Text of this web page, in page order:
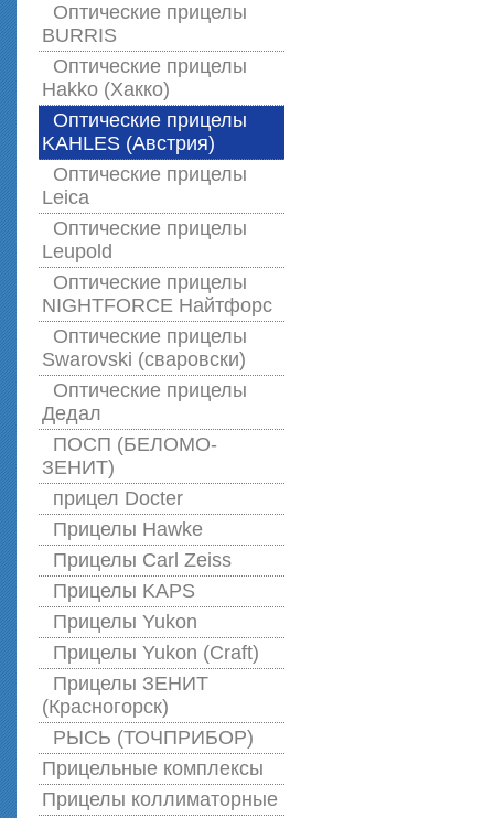
Оптические прицелы
BURRIS
Оптические прицелы
Hakko (Хакко)
Оптические прицелы
KAHLES (Австрия)
Оптические прицелы
Leica
Оптические прицелы
Leupold
Оптические прицелы
NIGHTFORCE Найтфорс
Оптические прицелы
Swarovski (сваровски)
Оптические прицелы
Дедал
ПОСП (БЕЛОМО-
ЗЕНИТ)
прицел Docter
Прицелы Hawke
Прицелы Carl Zeiss
Прицелы KAPS
Прицелы Yukon
Прицелы Yukon (Craft)
Прицелы ЗЕНИТ
(Красногорск)
РЫСЬ (ТОЧПРИБОР)
Прицельные комплексы
Прицелы коллиматорные